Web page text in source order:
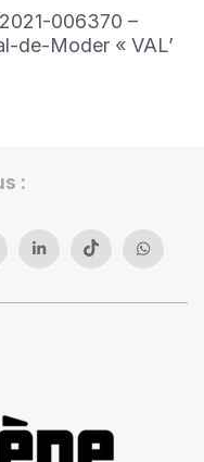
006370 –
de-Moder « VAL’
: